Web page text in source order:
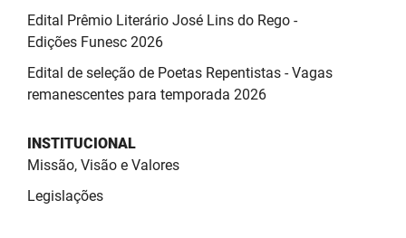
Edital Prêmio Literário José Lins do Rego -
Edições Funesc 2026
Edital de seleção de Poetas Repentistas - Vagas
remanescentes para temporada 2026
INSTITUCIONAL
Missão, Visão e Valores
Legislações